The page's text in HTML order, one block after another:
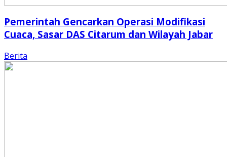
Pemerintah Gencarkan Operasi Modifikasi
Cuaca, Sasar DAS Citarum dan Wilayah Jabar
Berita